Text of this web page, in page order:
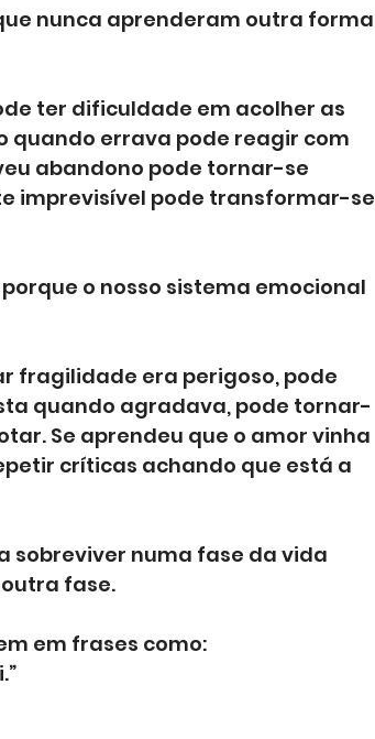
nunca aprenderam outra forma
ter dificuldade em acolher as
quando errava pode reagir com
abandono pode tornar-se
imprevisível pode transformar-se
o nosso sistema emocional
fragilidade era perigoso, pode
quando agradava, pode tornar-
Se aprendeu que o amor vinha
críticas achando que está a
sobreviver numa fase da vida
fase.
em frases como: